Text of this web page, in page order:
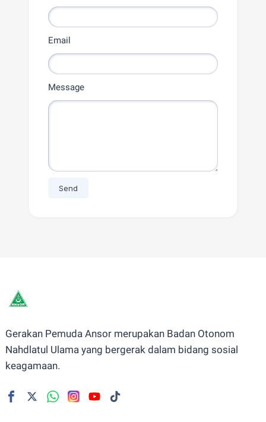
Email
Message
Gerakan Pemuda Ansor merupakan Badan Otonom
Nahdlatul Ulama yang bergerak dalam bidang sosial
keagamaan.